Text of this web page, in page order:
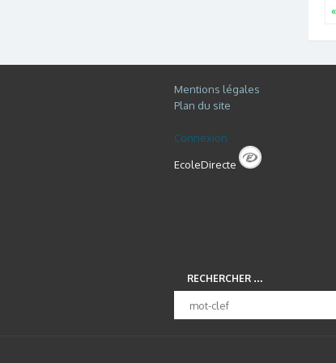
Mentions légales
Plan du site
Connexion
EcoleDirecte
RECHERCHER …